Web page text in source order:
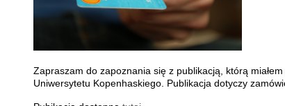
Zapraszam do zapoznania się z publikacją, którą
Uniwersytetu Kopenhaskiego. Publikacja dotyczy